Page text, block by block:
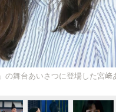
の舞台あいさつに登場した宮﨑